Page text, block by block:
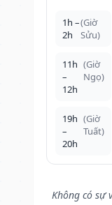
1h –
2h
(Giờ
Sửu)
11h
–
12h
(Giờ
Ngọ)
19h
–
20h
(Giờ
Tuất)
Không có sự